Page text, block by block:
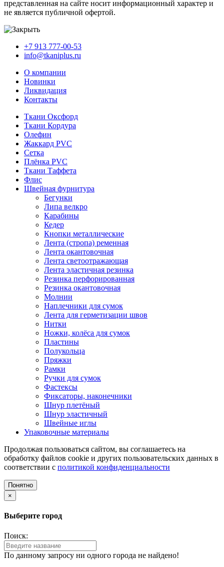
представленная на сайте носит информационный характер и
не является публичной офертой.
+7 913 777-00-53
info@tkaniplus.ru
О компании
Новинки
Ликвидация
Контакты
Ткани Оксфорд
Ткани Кордура
Олефин
Жаккард PVC
Сетка
Плёнка PVC
Ткани Таффета
Флис
Швейная фурнитура
Бегунки
Липа велкро
Карабины
Кедер
Кнопки металлические
Лента (стропа) ременная
Лента окантовочная
Лента светоотражающая
Лента эластичная резинка
Резинка перфорированная
Резинка окантовочная
Молнии
Наплечники для сумок
Лента для герметизации швов
Нитки
Ножки, колёса для сумок
Пластины
Полукольца
Пряжки
Рамки
Ручки для сумок
Фастексы
Фиксаторы, наконечники
Шнур плетёный
Шнур эластичный
Швейные иглы
Упаковочные материалы
Продолжая пользоваться сайтом, вы соглашаетесь на
обработку файлов cookie и других пользовательских данных в
соответствии с политикой конфиденциальности
Понятно
×
Выберите город
Поиск:
По данному запросу ни одного города не найдено!